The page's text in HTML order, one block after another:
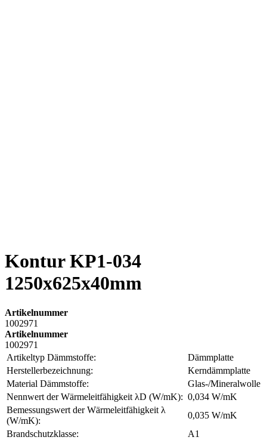
Kontur KP1-034
1250x625x40mm
Artikelnummer
1002971
Artikelnummer
1002971
Artikeltyp Dämmstoffe:
Dämmplatte
Herstellerbezeichnung:
Kerndämmplatte
Material Dämmstoffe:
Glas-/Mineralwolle
Nennwert der Wärmeleitfähigkeit λD (W/mK): 0,034 W/mK
Bemessungswert der Wärmeleitfähigkeit λ
(W/mK):
0,035 W/mK
Brandschutzklasse:
A1